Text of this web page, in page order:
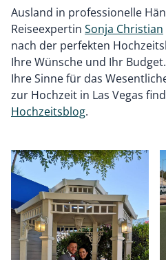
Ausland in professionelle
Reiseexpertin Sonja Christian
nach der perfekten
Ihre Wünsche und Ihr
Ihre Sinne für das
zur Hochzeit in Las Vegas
Hochzeitsblog.